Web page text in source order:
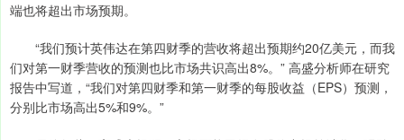
端也将超出市场预期。
“我们预计英伟达在第四财季的营收将超出预期约20亿美元，而我
们对第一财季营收的预测也比市场共识高出8%。” 高盛分析师在研究
报告中写道，“我们对第四财季和第一财季的每股收益（EPS）预测，
分别比市场高出5%和9%。”